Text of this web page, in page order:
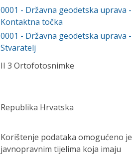
0001 - Državna geodetska uprava -
Kontaktna točka
0001 - Državna geodetska uprava -
Stvaratelj
II 3 Ortofotosnimke
Republika Hrvatska
Korištenje podataka omogućeno je
javnopravnim tijelima koja imaju